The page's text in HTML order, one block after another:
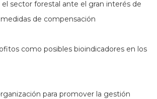
el sector forestal ante el gran interés de
de compensación
como posibles bioindicadores en los
para promover la gestión